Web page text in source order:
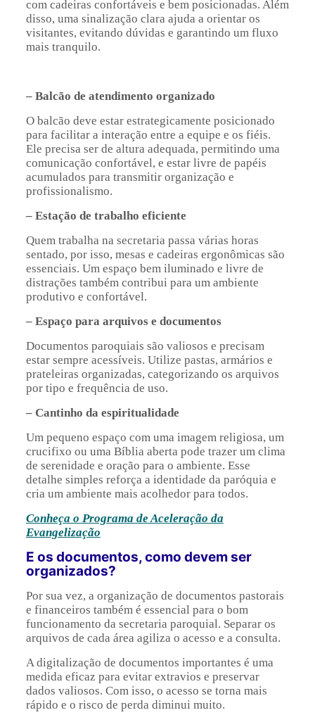
com cadeiras confortáveis e bem posicionadas. Além
disso, uma sinalização clara ajuda a orientar os
visitantes, evitando dúvidas e garantindo um fluxo
mais tranquilo.
– Balcão de atendimento organizado
O balcão deve estar estrategicamente posicionado
para facilitar a interação entre a equipe e os fiéis.
Ele precisa ser de altura adequada, permitindo uma
comunicação confortável, e estar livre de papéis
acumulados para transmitir organização e
profissionalismo.
– Estação de trabalho eficiente
Quem trabalha na secretaria passa várias horas
sentado, por isso, mesas e cadeiras ergonômicas são
essenciais. Um espaço bem iluminado e livre de
distrações também contribui para um ambiente
produtivo e confortável.
– Espaço para arquivos e documentos
Documentos paroquiais são valiosos e precisam
estar sempre acessíveis. Utilize pastas, armários e
prateleiras organizadas, categorizando os arquivos
por tipo e frequência de uso.
– Cantinho da espiritualidade
Um pequeno espaço com uma imagem religiosa, um
crucifixo ou uma Bíblia aberta pode trazer um clima
de serenidade e oração para o ambiente. Esse
detalhe simples reforça a identidade da paróquia e
cria um ambiente mais acolhedor para todos.
Conheça o Programa de Aceleração da
Evangelização
E os documentos, como devem ser
organizados?
Por sua vez, a organização de documentos pastorais
e financeiros também é essencial para o bom
funcionamento da secretaria paroquial. Separar os
arquivos de cada área agiliza o acesso e a consulta.
A digitalização de documentos importantes é uma
medida eficaz para evitar extravios e preservar
dados valiosos. Com isso, o acesso se torna mais
rápido e o risco de perda diminui muito.